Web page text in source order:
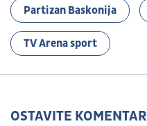
Partizan Baskonija
TV Arena sport
OSTAVITE KOMENTAR